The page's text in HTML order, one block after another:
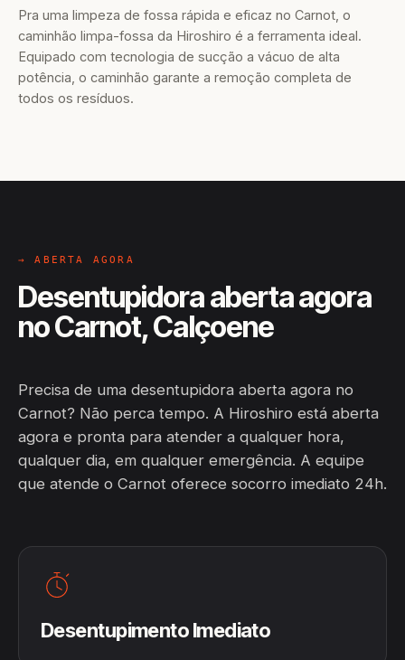
Pra uma limpeza de fossa rápida e eficaz no Carnot, o
caminhão limpa-fossa da Hiroshiro é a ferramenta ideal.
Equipado com tecnologia de sucção a vácuo de alta
potência, o caminhão garante a remoção completa de
todos os resíduos.
→ ABERTA AGORA
Desentupidora aberta agora
no Carnot, Calçoene
Precisa de uma desentupidora aberta agora no
Carnot? Não perca tempo. A Hiroshiro está aberta
agora e pronta para atender a qualquer hora,
qualquer dia, em qualquer emergência. A equipe
que atende o Carnot oferece socorro imediato 24h.
Desentupimento Imediato